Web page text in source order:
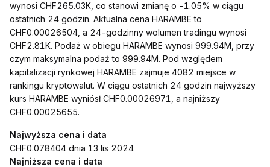
wynosi CHF265.03K, co stanowi zmianę o -1.05% w ciągu
ostatnich 24 godzin. Aktualna cena HARAMBE to
CHF0.00026504, a 24-godzinny wolumen tradingu wynosi
CHF2.81K. Podaż w obiegu HARAMBE wynosi 999.94M, przy
czym maksymalna podaż to 999.94M. Pod względem
kapitalizacji rynkowej HARAMBE zajmuje 4082 miejsce w
rankingu kryptowalut. W ciągu ostatnich 24 godzin najwyższy
kurs HARAMBE wyniósł CHF0.00026971, a najniższy
CHF0.00025655.
Najwyższa cena i data
CHF0.078404 dnia 13 lis 2024
Najniższa cena i data